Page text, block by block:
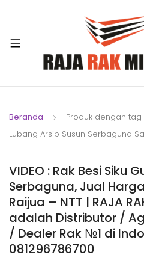
Beranda
Produk dengan tag
Lubang Arsip Susun Serbaguna
VIDEO : Rak Besi Siku
Serbaguna, Jual
Raijua – NTT | RAJA
adalah Distributor /
/ Dealer Rak №1 di
081296786700